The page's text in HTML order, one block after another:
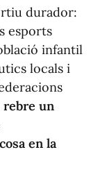
durador:
esports
infantil
locals i
rebre un
en la